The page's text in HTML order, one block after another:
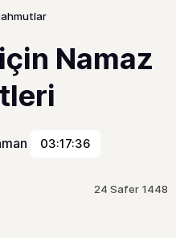
Namaz
03:17:36
24 Safer 1448